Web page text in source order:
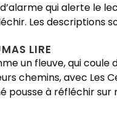
qui alerte le
Les descriptions
LIRE
un fleuve, qui
chemins, avec Les
pousse à réfléchir